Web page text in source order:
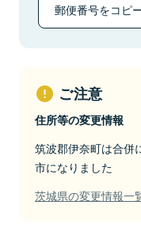
郵便番号をコピ
ご注意
住所等の変更情報
筑波郡伊奈町は合併
市になりました
茨城県の変更情報一